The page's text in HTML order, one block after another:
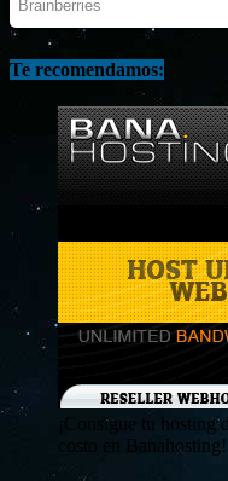
Te recomendamos:
¡Consigue tu
costo en Banahosting!